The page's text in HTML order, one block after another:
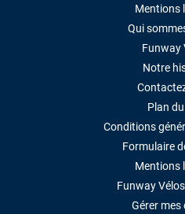
Mentions
Qui
Funway
Notre
Plan
Conditions
Formulaire
Mentions
Funway
Gérer mes